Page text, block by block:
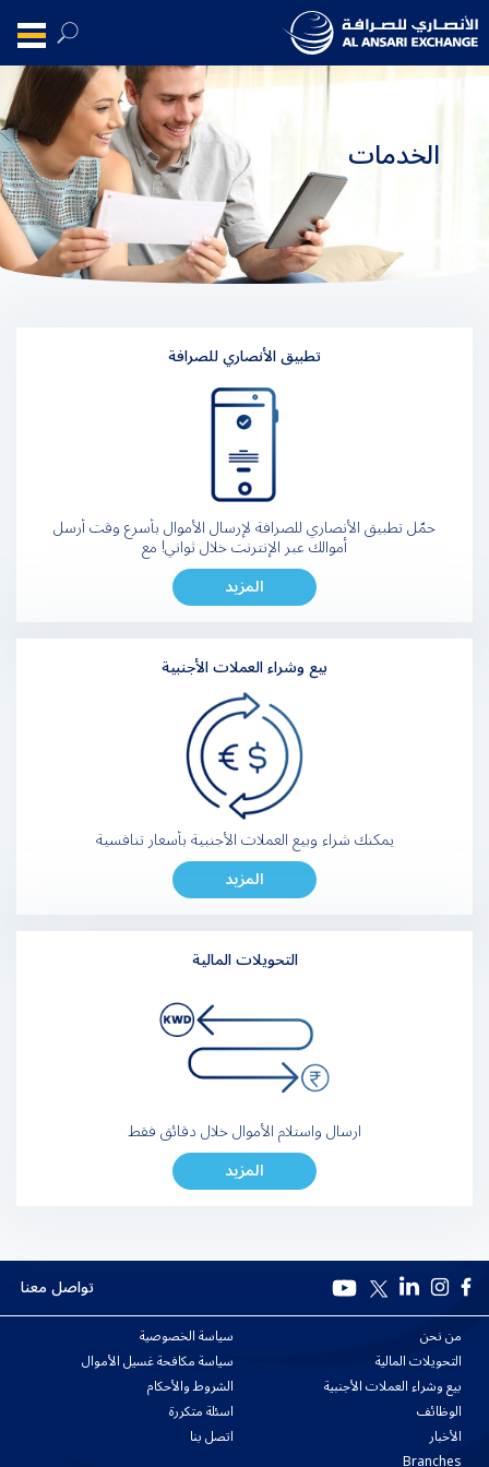
الخدمات
تطبيق الأنصاري للصرافة
حمّل تطبيق الأنصاري للصرافة لإرسال الأموال بأسرع وقت أرسل
أموالك عبر الإنترنت خلال ثواني! مع
المزيد
بيع وشراء العملات الأجنبية
يمكنك شراء وبيع العملات الأجنبية بأسعار تنافسية
المزيد
التحويلات المالية
ارسال واستلام الأموال خلال دقائق فقط
المزيد
تواصل معنا
من نحن
التحويلات المالية
بيع وشراء العملات الأجنبية
الوظائف
الأخبار
سياسة الخصوصية
سياسة مكافحة غسيل الأموال
الشروط والأحكام
اسئلة متكررة
اتصل بنا